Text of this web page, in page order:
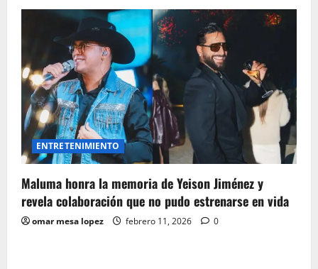
ENTRETENIMIENTO
Maluma honra la memoria de Yeison Jiménez y
revela colaboración que no pudo estrenarse en vida
omar mesa lopez febrero 11, 2026 0